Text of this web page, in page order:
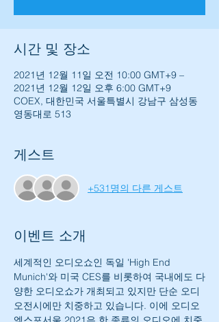
시간 및 장소
2021년 12월 11일 오전 10:00 GMT+9 –
2021년 12월 12일 오후 6:00 GMT+9
COEX, 대한민국 서울특별시 강남구 삼성동
영동대로 513
게스트
+531명의 다른 게스트
이벤트 소개
세계적인 오디오쇼인 독일 'High End
Munich'와 미국 CES를 비롯하여 국내에도 다
양한 오디오쇼가 개최되고 있지만 단순 오디
오전시에만 치중하고 있습니다. 이에 오디오